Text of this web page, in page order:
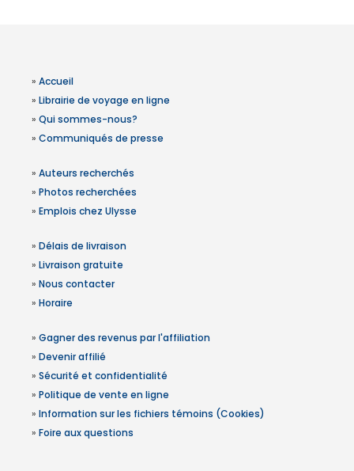
» Accueil
» Librairie de voyage en ligne
» Qui sommes-nous?
» Communiqués de presse
» Auteurs recherchés
» Photos recherchées
» Emplois chez Ulysse
» Délais de livraison
» Livraison gratuite
» Nous contacter
» Horaire
» Gagner des revenus par l'affiliation
» Devenir affilié
» Sécurité et confidentialité
» Politique de vente en ligne
» Information sur les fichiers témoins (Cookies)
» Foire aux questions